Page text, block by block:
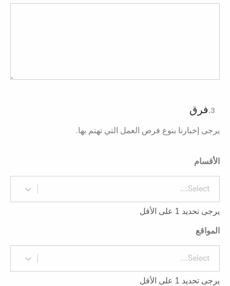
3. فرق
يرجى إخبارنا بنوع فرص العمل التي تهتم بها.
الأقسام
Select...
يرجى تحديد 1 على الأقل
المواقع
Select...
يرجى تحديد 1 على الأقل